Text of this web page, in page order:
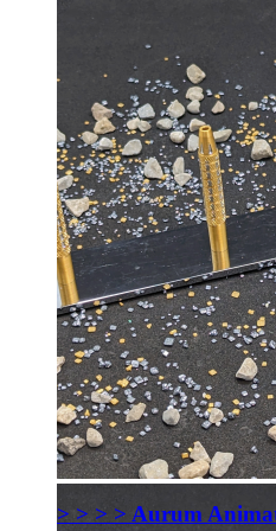
> > > > Aurum